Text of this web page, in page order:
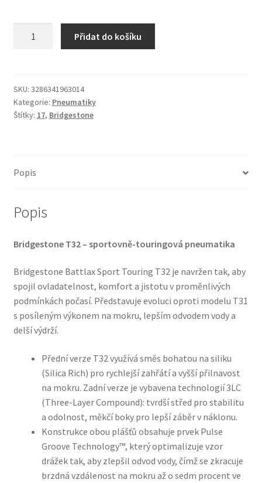
ZR
17
(73W)
Přidat do košíku
SKU: 3286341963014
Kategorie: Pneumatiky
Štítky: 17, Bridgestone
Popis
Popis
Bridgestone T32 – sportovně-touringová pneumatika
Bridgestone Battlax Sport Touring T32 je navržen tak, aby
spojil ovladatelnost, komfort a jistotu v proměnlivých
podmínkách počasí. Představuje evoluci oproti modelu T31
s posíleným výkonem na mokru, lepším odvodem vody a
delší výdrží.
Přední verze T32 využívá směs bohatou na siliku
(Silica Rich) pro rychlejší zahřátí a vyšší přilnavost
na mokru. Zadní verze je vybavena technologií 3LC
(Three-Layer Compound): tvrdší střed pro stabilitu
a odolnost, měkčí boky pro lepší záběr v náklonu.
Konstrukce obou plášťů obsahuje prvek Pulse
Groove Technology™, který optimalizuje vzor
drážek tak, aby zlepšil odvod vody, čímž se zkracuje
brzdná vzdálenost na mokru až o sedm procent ve